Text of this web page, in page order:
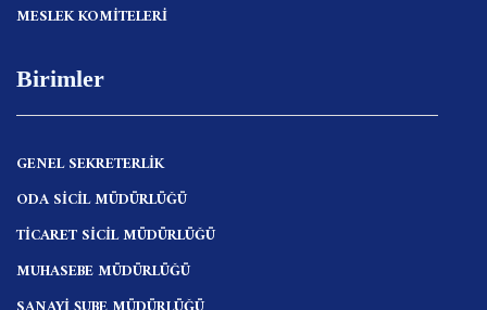
MESLEK KOMİTELERİ
Birimler
GENEL SEKRETERLİK
ODA SİCİL MÜDÜRLÜĞÜ
TİCARET SİCİL MÜDÜRLÜĞÜ
MUHASEBE MÜDÜRLÜĞÜ